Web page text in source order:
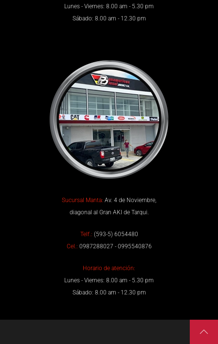
Lunes - Viernes: 8.00 am - 5.30 pm
Sábado: 8.00 am - 12.30 pm
Sucursal Manta: Av. 4 de Noviembre,
diagonal al Gran AKI de Tarqui.
Telf.: (593-5) 6054480
Cel.: 0987288027 - 0995540876
Horario de atención:
Lunes - Viernes: 8.00 am - 5.30 pm
Sábado: 8.00 am - 12.30 pm